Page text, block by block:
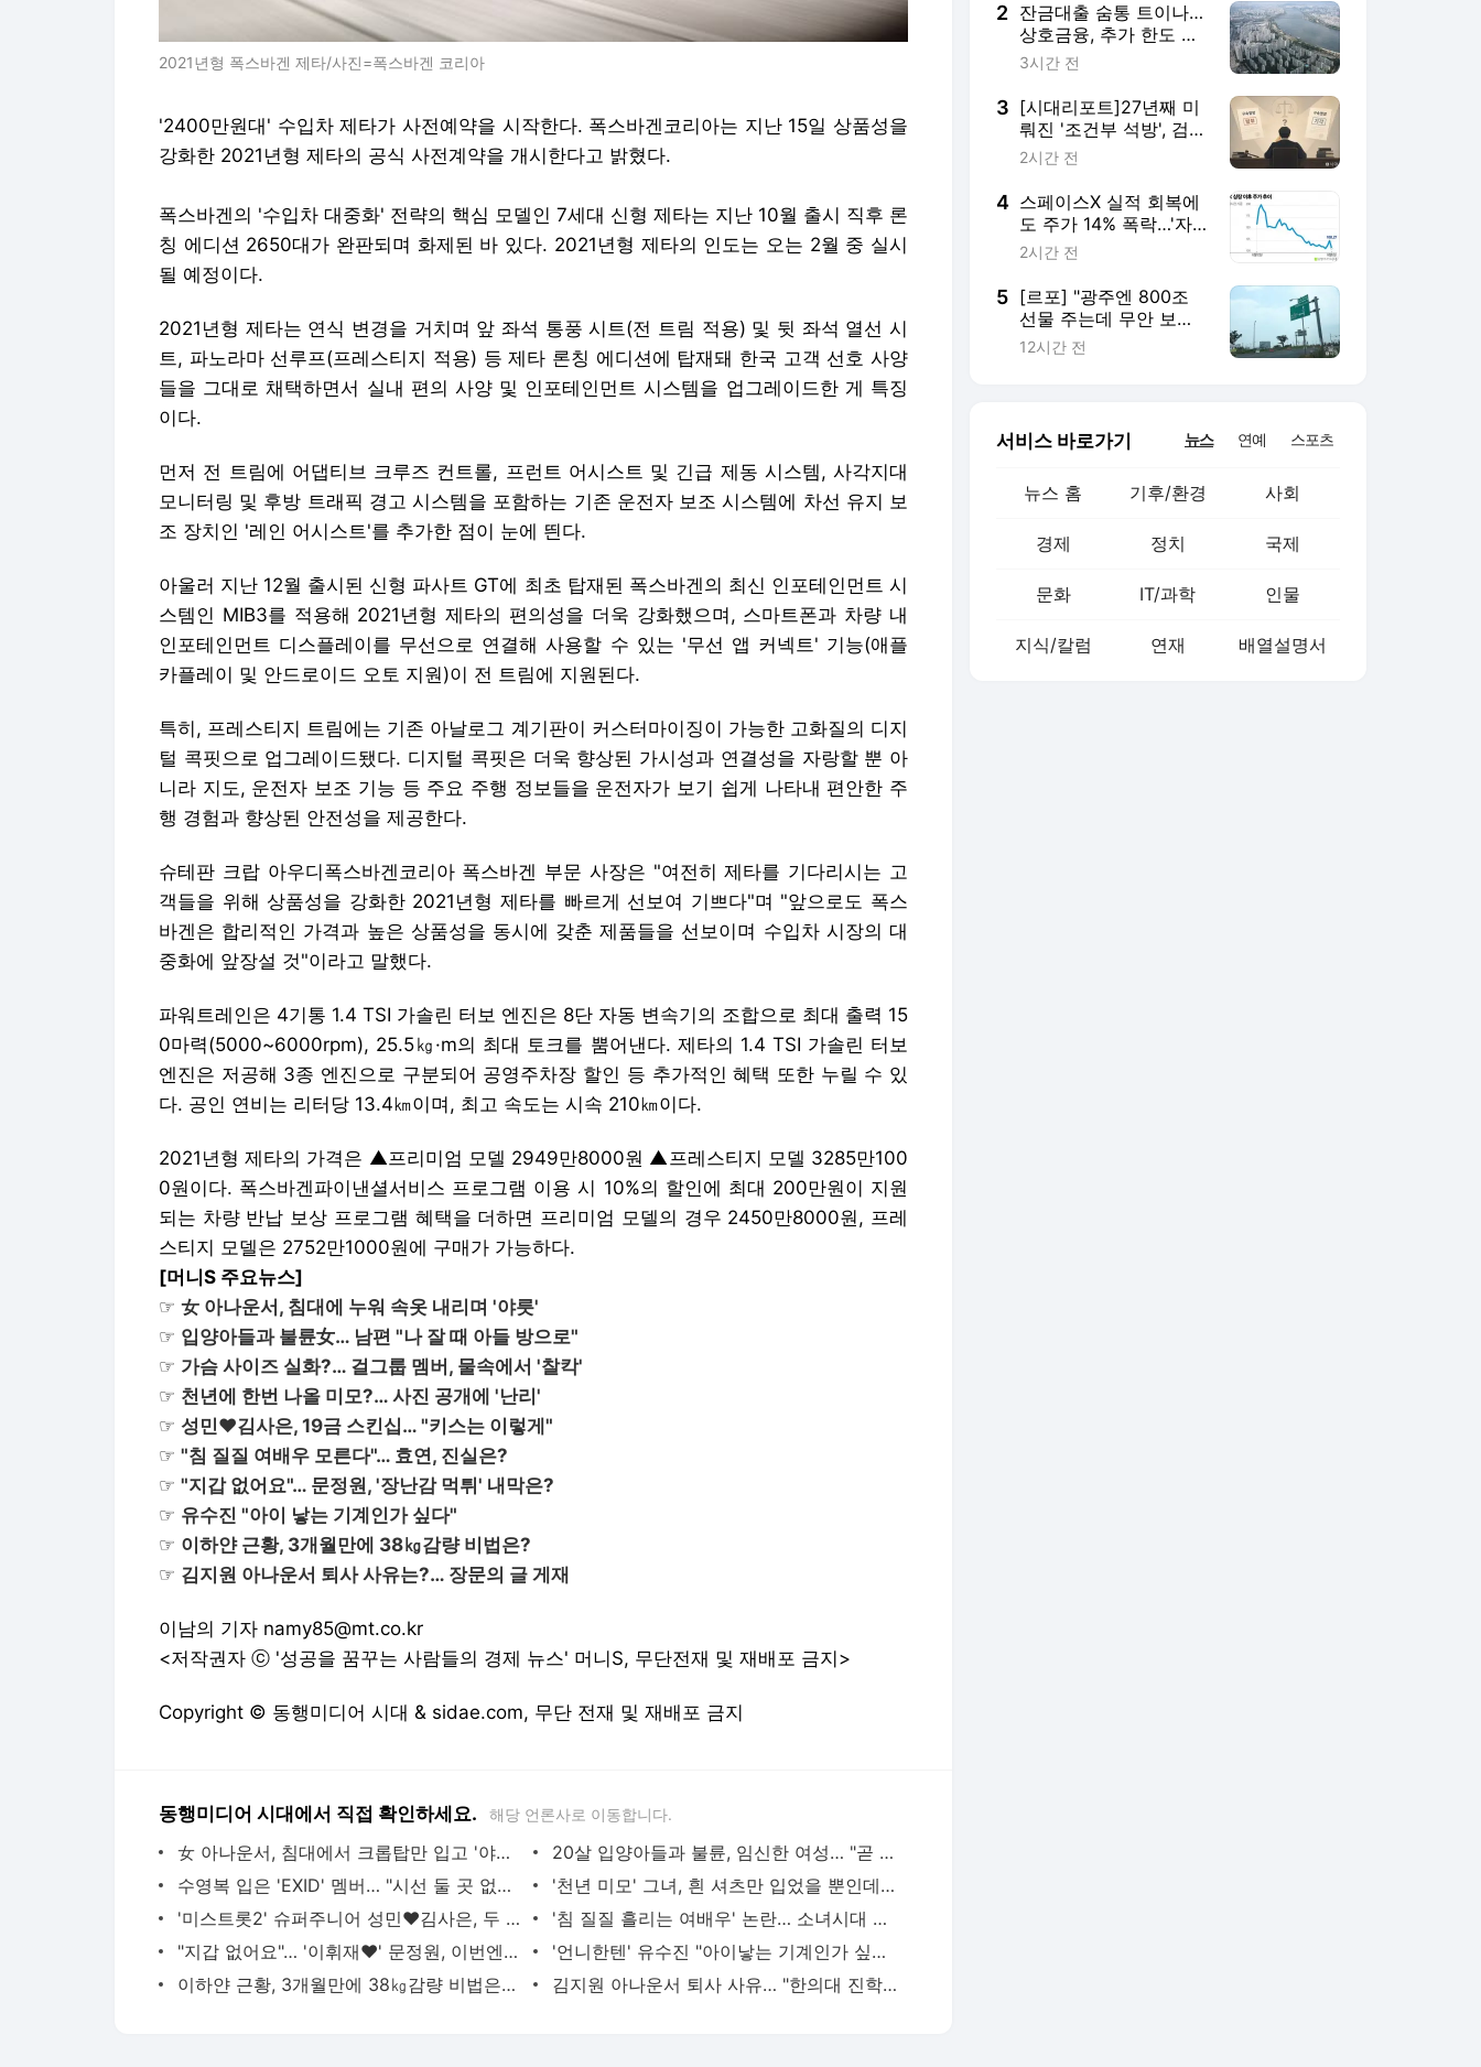
2021년형 폭스바겐 제타/사진=폭스바겐 코리아
'2400만원대' 수입차 제타가 사전예약을 시작한다. 폭스바겐코리아는 지난 15일 상품성을
강화한 2021년형 제타의 공식 사전계약을 개시한다고 밝혔다.
폭스바겐의 '수입차 대중화' 전략의 핵심 모델인 7세대 신형 제타는 지난 10월 출시 직후 론
칭 에디션 2650대가 완판되며 화제된 바 있다. 2021년형 제타의 인도는 오는 2월 중 실시
될 예정이다.
2021년형 제타는 연식 변경을 거치며 앞 좌석 통풍 시트(전 트림 적용) 및 뒷 좌석 열선 시
트, 파노라마 선루프(프레스티지 적용) 등 제타 론칭 에디션에 탑재돼 한국 고객 선호 사양
들을 그대로 채택하면서 실내 편의 사양 및 인포테인먼트 시스템을 업그레이드한 게 특징
이다.
먼저 전 트림에 어댑티브 크루즈 컨트롤, 프런트 어시스트 및 긴급 제동 시스템, 사각지대
모니터링 및 후방 트래픽 경고 시스템을 포함하는 기존 운전자 보조 시스템에 차선 유지 보
조 장치인 '레인 어시스트'를 추가한 점이 눈에 띈다.
아울러 지난 12월 출시된 신형 파사트 GT에 최초 탑재된 폭스바겐의 최신 인포테인먼트 시
스템인 MIB3를 적용해 2021년형 제타의 편의성을 더욱 강화했으며, 스마트폰과 차량 내
인포테인먼트 디스플레이를 무선으로 연결해 사용할 수 있는 '무선 앱 커넥트' 기능(애플
카플레이 및 안드로이드 오토 지원)이 전 트림에 지원된다.
특히, 프레스티지 트림에는 기존 아날로그 계기판이 커스터마이징이 가능한 고화질의 디지
털 콕핏으로 업그레이드됐다. 디지털 콕핏은 더욱 향상된 가시성과 연결성을 자랑할 뿐 아
니라 지도, 운전자 보조 기능 등 주요 주행 정보들을 운전자가 보기 쉽게 나타내 편안한 주
행 경험과 향상된 안전성을 제공한다.
슈테판 크랍 아우디폭스바겐코리아 폭스바겐 부문 사장은 "여전히 제타를 기다리시는 고
객들을 위해 상품성을 강화한 2021년형 제타를 빠르게 선보여 기쁘다"며 "앞으로도 폭스
바겐은 합리적인 가격과 높은 상품성을 동시에 갖춘 제품들을 선보이며 수입차 시장의 대
중화에 앞장설 것"이라고 말했다.
파워트레인은 4기통 1.4 TSI 가솔린 터보 엔진은 8단 자동 변속기의 조합으로 최대 출력 15
0마력(5000~6000rpm), 25.5㎏·m의 최대 토크를 뿜어낸다. 제타의 1.4 TSI 가솔린 터보
엔진은 저공해 3종 엔진으로 구분되어 공영주차장 할인 등 추가적인 혜택 또한 누릴 수 있
다. 공인 연비는 리터당 13.4㎞이며, 최고 속도는 시속 210㎞이다.
2021년형 제타의 가격은 ▲프리미엄 모델 2949만8000원 ▲프레스티지 모델 3285만100
0원이다. 폭스바겐파이낸셜서비스 프로그램 이용 시 10%의 할인에 최대 200만원이 지원
되는 차량 반납 보상 프로그램 혜택을 더하면 프리미엄 모델의 경우 2450만8000원, 프레
스티지 모델은 2752만1000원에 구매가 가능하다.
[머니S 주요뉴스]
☞ 女 아나운서, 침대에 누워 속옷 내리며 '야릇'
☞ 입양아들과 불륜女… 남편 "나 잘 때 아들 방으로"
☞ 가슴 사이즈 실화?… 걸그룹 멤버, 물속에서 '찰칵'
☞ 천년에 한번 나올 미모?… 사진 공개에 '난리'
☞ 성민♥김사은, 19금 스킨십… "키스는 이렇게"
☞ "침 질질 여배우 모른다"… 효연, 진실은?
☞ "지갑 없어요"… 문정원, '장난감 먹튀' 내막은?
☞ 유수진 "아이 낳는 기계인가 싶다"
☞ 이하얀 근황, 3개월만에 38㎏감량 비법은?
☞ 김지원 아나운서 퇴사 사유는?… 장문의 글 게재
이남의 기자 namy85@mt.co.kr
<저작권자 ⓒ '성공을 꿈꾸는 사람들의 경제 뉴스' 머니S, 무단전재 및 재배포 금지>
Copyright © 동행미디어 시대 & sidae.com, 무단 전재 및 재배포 금지
동행미디어 시대에서 직접 확인하세요. 해당 언론사로 이동합니다.
女 아나운서, 침대에서 크롭탑만 입고 '야릇' - 머니S
20살 입양아들과 불륜, 임신한 여성… "곧 출산해요" - 머니S
수영복 입은 'EXID' 멤버… "시선 둘 곳 없네" - 머니S
'천년 미모' 그녀, 흰 셔츠만 입었을 뿐인데… - 머니S
'미스트롯2' 슈퍼주니어 성민♥김사은, 두 눈 의심케 하는 스킨십? - 머니S
'침 질질 흘리는 여배우' 논란… 소녀시대 효연, 김상교 주장에 '적극 반박' - 머니S
"지갑 없어요"… '이휘재♥' 문정원, 이번엔 '장난감 먹튀'? - 머니S
'언니한텐' 유수진 "아이낳는 기계인가 싶어" - 머니S
이하얀 근황, 3개월만에 38㎏감량 비법은? - 머니S
김지원 아나운서 퇴사 사유… "한의대 진학 도전" - 머니S
2 잔금대출 숨통 트이나…
상호금융, 추가 한도 검
토
3시간 전
3 [시대리포트]27년째 미
뤄진 '조건부 석방', 검찰
개혁에 또 밀려
2시간 전
4 스페이스X 실적 회복에
도 주가 14% 폭락…'자
본 지출' 리스크
2시간 전
5 [르포] "광주엔 800조
선물 주는데 무안 보상
엔 왜 말이 없나"
12시간 전
서비스 바로가기 뉴스 연예 스포츠
뉴스 홈 기후/환경 사회
경제 정치 국제
문화 IT/과학 인물
지식/칼럼 연재 배열설명서